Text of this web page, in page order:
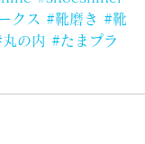
クス #靴磨き
#靴
丸の内 #たまプラ